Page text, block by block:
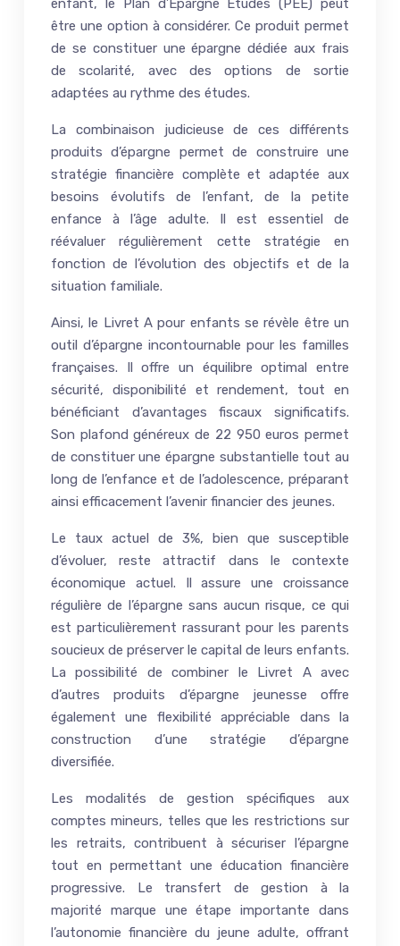
enfant, le Plan d’Épargne Études (PEE) peut
être une option à considérer. Ce produit permet
de se constituer une épargne dédiée aux frais
de scolarité, avec des options de sortie
adaptées au rythme des études.
La combinaison judicieuse de ces différents
produits d’épargne permet de construire une
stratégie financière complète et adaptée aux
besoins évolutifs de l’enfant, de la petite
enfance à l’âge adulte. Il est essentiel de
réévaluer régulièrement cette stratégie en
fonction de l’évolution des objectifs et de la
situation familiale.
Ainsi, le Livret A pour enfants se révèle être un
outil d’épargne incontournable pour les familles
françaises. Il offre un équilibre optimal entre
sécurité, disponibilité et rendement, tout en
bénéficiant d’avantages fiscaux significatifs.
Son plafond généreux de 22 950 euros permet
de constituer une épargne substantielle tout au
long de l’enfance et de l’adolescence, préparant
ainsi efficacement l’avenir financier des jeunes.
Le taux actuel de 3%, bien que susceptible
d’évoluer, reste attractif dans le contexte
économique actuel. Il assure une croissance
régulière de l’épargne sans aucun risque, ce qui
est particulièrement rassurant pour les parents
soucieux de préserver le capital de leurs enfants.
La possibilité de combiner le Livret A avec
d’autres produits d’épargne jeunesse offre
également une flexibilité appréciable dans la
construction d’une stratégie d’épargne
diversifiée.
Les modalités de gestion spécifiques aux
comptes mineurs, telles que les restrictions sur
les retraits, contribuent à sécuriser l’épargne
tout en permettant une éducation financière
progressive. Le transfert de gestion à la
majorité marque une étape importante dans
l’autonomie financière du jeune adulte, offrant